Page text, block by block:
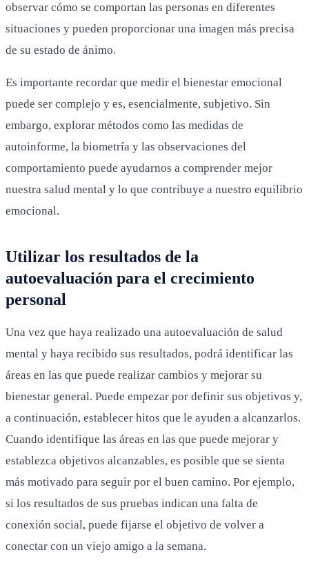
observar cómo se comportan las personas en diferentes
situaciones y pueden proporcionar una imagen más precisa
de su estado de ánimo.
Es importante recordar que medir el bienestar emocional
puede ser complejo y es, esencialmente, subjetivo. Sin
embargo, explorar métodos como las medidas de
autoinforme, la biometría y las observaciones del
comportamiento puede ayudarnos a comprender mejor
nuestra salud mental y lo que contribuye a nuestro equilibrio
emocional.
Utilizar los resultados de la
autoevaluación para el crecimiento
personal
Una vez que haya realizado una autoevaluación de salud
mental y haya recibido sus resultados, podrá identificar las
áreas en las que puede realizar cambios y mejorar su
bienestar general. Puede empezar por definir sus objetivos y,
a continuación, establecer hitos que le ayuden a alcanzarlos.
Cuando identifique las áreas en las que puede mejorar y
establezca objetivos alcanzables, es posible que se sienta
más motivado para seguir por el buen camino. Por ejemplo,
si los resultados de sus pruebas indican una falta de
conexión social, puede fijarse el objetivo de volver a
conectar con un viejo amigo a la semana.